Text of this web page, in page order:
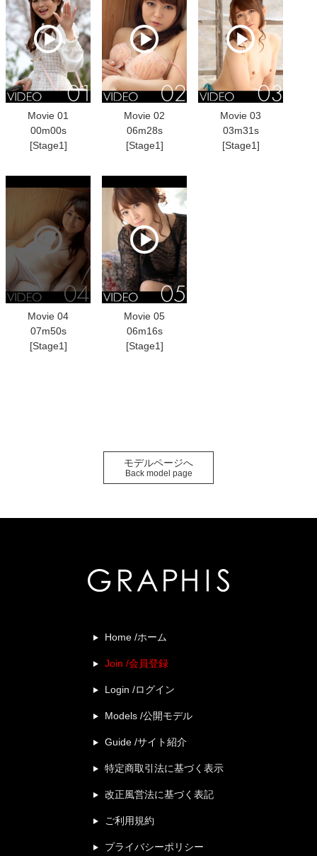
Movie 01
00m00s
[Stage1]
Movie 02
06m28s
[Stage1]
Movie 03
03m31s
[Stage1]
Movie 04
07m50s
[Stage1]
Movie 05
06m16s
[Stage1]
モデルページへ
Back model page
Home /ホーム
Join /会員登録
Login /ログイン
Models /公開モデル
Guide /サイト紹介
特定商取引法に基づく表示
改正風営法に基づく表記
ご利用規約
プライバシーポリシー